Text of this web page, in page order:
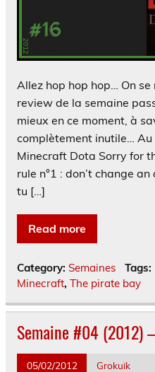
Allez hop hop hop… On
review de la semaine
mieux en ce moment, à
complètement inutile… Au
Minecraft Dota Sorry for
rule n°1 : don’t change
tu […]
Read more
Category: Semaines Tags:
Minecraft, The pirate bay
Semaine #04 (2012)
05/02/2012 Grokuik